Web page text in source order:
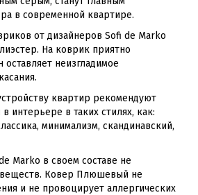
в современной квартире.
от дизайнеров Sofi de Marko
На коврик приятно
оставляет неизгладимое
квартир рекомендуют
интерьере в таких стилях, как:
минимализм, скандинавский,
Marko в своем составе не
Ковер Плюшевый не
и не провоцирует аллергических